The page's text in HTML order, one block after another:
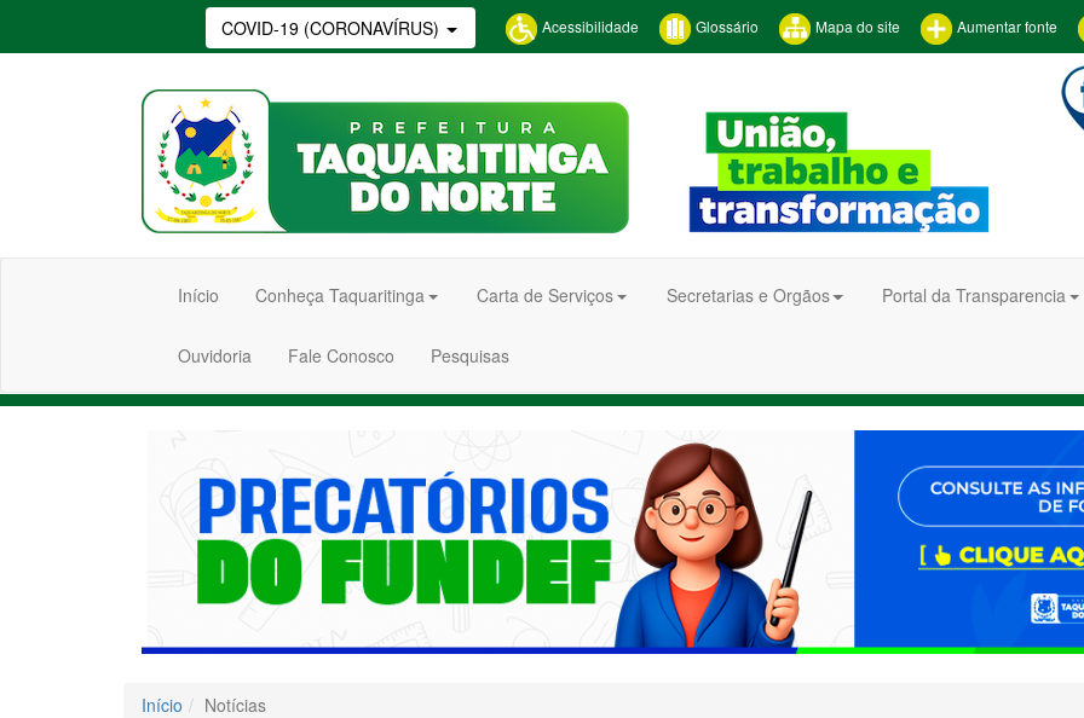
COVID-19 (CORONAVÍRUS) Acessibilidade Glossário Mapa do site Aumentar fonte
Início Conheça Taquaritinga Carta de Serviços Secretarias e Orgãos Portal da Transparencia
Ouvidoria Fale Conosco Pesquisas
Início Notícias